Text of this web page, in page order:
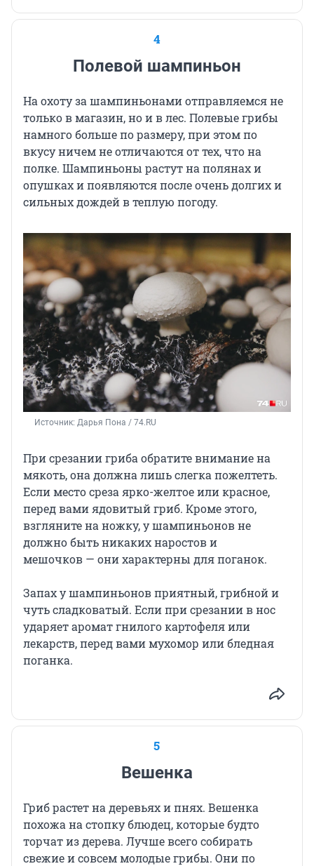
4
Полевой шампиньон
На охоту за шампиньонами отправляемся не
только в магазин, но и в лес. Полевые грибы
намного больше по размеру, при этом по
вкусу ничем не отличаются от тех, что на
полке. Шампиньоны растут на полянах и
опушках и появляются после очень долгих и
сильных дождей в теплую погоду.
Источник: Дарья Пона / 74.RU
При срезании гриба обратите внимание на
мякоть, она должна лишь слегка пожелтеть.
Если место среза ярко-желтое или красное,
перед вами ядовитый гриб. Кроме этого,
взгляните на ножку, у шампиньонов не
должно быть никаких наростов и
мешочков — они характерны для поганок.
Запах у шампиньонов приятный, грибной и
чуть сладковатый. Если при срезании в нос
ударяет аромат гнилого картофеля или
лекарств, перед вами мухомор или бледная
поганка.
5
Вешенка
Гриб растет на деревьях и пнях. Вешенка
похожа на стопку блюдец, которые будто
торчат из дерева. Лучше всего собирать
свежие и совсем молодые грибы. Они по